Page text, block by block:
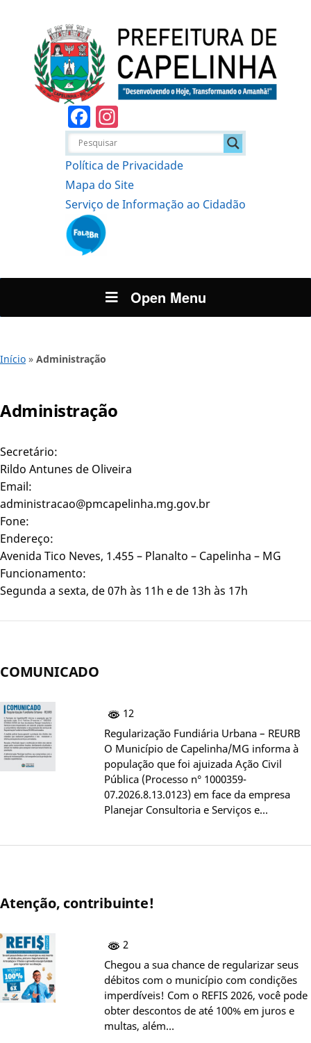
Facebook
Política de Privacidade
Mapa do Site
Serviço de Informação ao Cidadão
Open Menu
Início » Administração
Administração
Secretário:
Rildo Antunes de Oliveira
Email:
administracao@pmcapelinha.mg.gov.br
Fone:
Endereço:
Avenida Tico Neves, 1.455 – Planalto – Capelinha – MG
Funcionamento:
Segunda a sexta, de 07h às 11h e de 13h às 17h
COMUNICADO
12
Regularização Fundiária Urbana – REURB
O Município de Capelinha/MG informa à
população que foi ajuizada Ação Civil
Pública (Processo n° 1000359-
07.2026.8.13.0123) em face da empresa
Planejar Consultoria e Serviços e…
Atenção, contribuinte!
2
Chegou a sua chance de regularizar seus
débitos com o município com condições
imperdíveis! Com o REFIS 2026, você pode
obter descontos de até 100% em juros e
multas, além…